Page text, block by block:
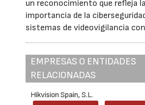
un reconocimiento que refleja
importancia de la
sistemas de videovigilancia
EMPRESAS O ENTIDADES
RELACIONADAS
Hikvision Spain, S.L.